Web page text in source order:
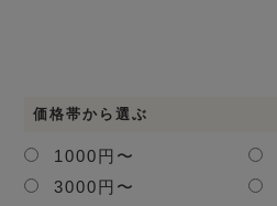
価格帯から選ぶ
1000円〜
3000円〜